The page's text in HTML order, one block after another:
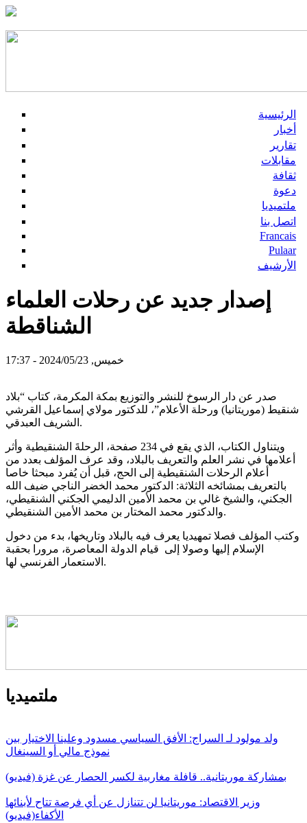
الرئيسية
أخبار
تقارير
مقابلات
ثقافة
دعوة
ملتميديا
اتصل بنا
Francais
Pulaar
الأرشيف
إصدار جديد عن رحلات العلماء
الشناقطة
خميس, 2024/05/23 - 17:37
صدر عن دار الرسوخ للنشر والتوزيع بمكة المكرمة، كتاب “بلاد
شنقيط (موريتانيا) ورحلة الأعلام”، للدكتور مولاي إسماعيل القرشي
الشريف العبدقي.
ويتناول الكتاب، الذي يقع في 234 صفحة، الرحلةَ الشنقيطية وأثر
أعلامها في نشر العلم والتعريف بالبلاد، وقد عرف المؤلف بعدد من
أعلام الرحلات الشنقيطية إلى الحج، قبل أن يُفرد مبحثا خاصا
بالتعريف بمشائخه الثلاثة: الدكتور محمد الخضر الناجي ضيف الله
الجكني، والشيخ غالي بن محمد الأمين الدليمي الجكني الشنقيطي،
والدكتور محمد المختار بن محمد الأمين الشنقيطي.
وكتب المؤلف فصلا تمهيديا يعرف فيه بالبلاد وتاريخها، بدء من دخول
الإسلام إليها وصولا إلى قيام الدولة المعاصرة، مرورا بحقبة
الاستعمار الفرنسي لها.
ملتميديا
ولد مولود لـ السراج: الأفق السياسي مسدود وعلينا الاختيار بين
نموذج مالي أو السينغال
بمشاركة موريتانية.. قافلة مغاربية لكسر الحصار عن غزة (فيديو)
وزير الاقتصاد: موريتانيا لن تتنازل عن أي فرصة تتاح لأبنائها
الأكفاء(فيديو)